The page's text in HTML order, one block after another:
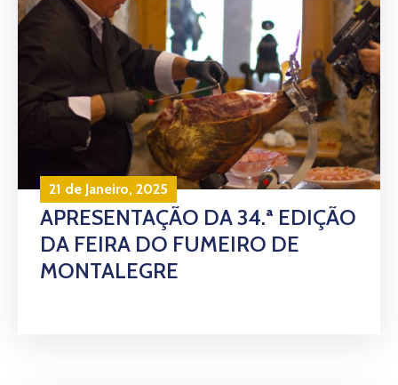
21 de Janeiro, 2025
APRESENTAÇÃO DA 34.ª EDIÇÃO
DA FEIRA DO FUMEIRO DE
MONTALEGRE